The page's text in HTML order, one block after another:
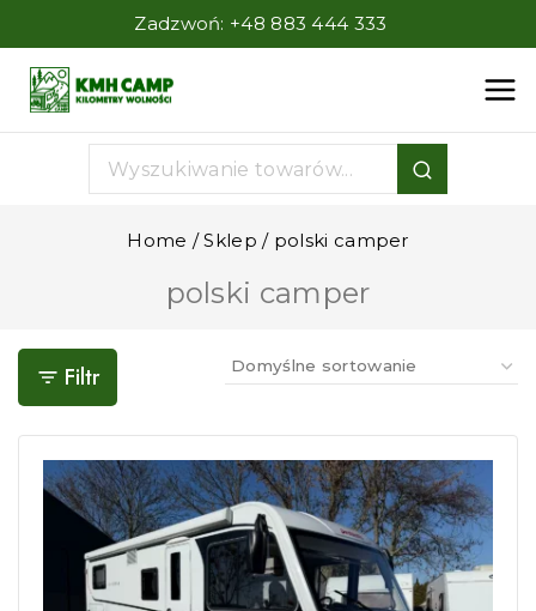
Zadzwoń: +48 883 444 333
Home / Sklep / polski camper
polski camper
Filtr